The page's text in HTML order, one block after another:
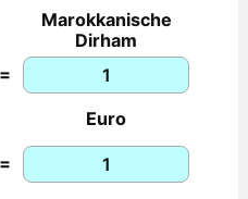
Marokkanische
Dirham
=
Euro
=